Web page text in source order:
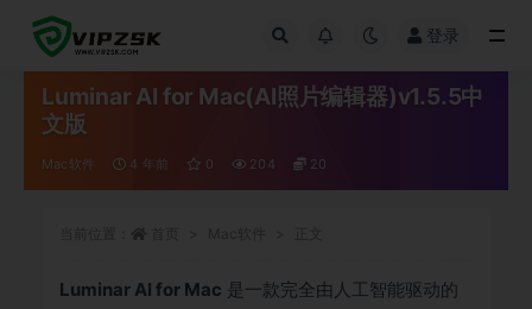
登录
Luminar AI for Mac(AI照片编辑器)v1.5.5中
文版
Mac软件 4 年前 0 204 20
Luminar AI for Mac 是一款完全由人工智能驱动的